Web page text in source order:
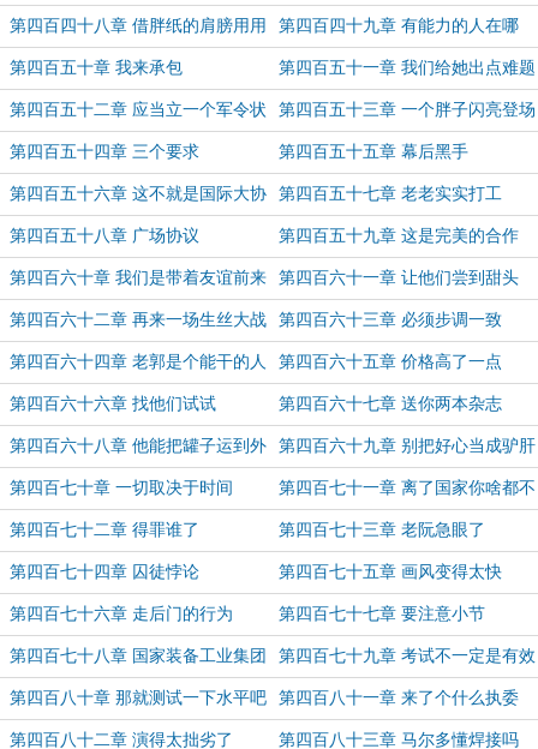
第四百四十八章 借胖纸的肩膀用用 第四百四十九章 有能力的人在哪
第四百五十章 我来承包 第四百五十一章 我们给她出点难题
第四百五十二章 应当立一个军令状 第四百五十三章 一个胖子闪亮登场
第四百五十四章 三个要求 第四百五十五章 幕后黑手
第四百五十六章 这不就是国际大协
作吗
第四百五十七章 老老实实打工
第四百五十八章 广场协议 第四百五十九章 这是完美的合作
第四百六十章 我们是带着友谊前来
的
第四百六十一章 让他们尝到甜头
第四百六十二章 再来一场生丝大战 第四百六十三章 必须步调一致
第四百六十四章 老郭是个能干的人 第四百六十五章 价格高了一点
第四百六十六章 找他们试试 第四百六十七章 送你两本杂志
第四百六十八章 他能把罐子运到外
国去？
第四百六十九章 别把好心当成驴肝
肺
第四百七十章 一切取决于时间 第四百七十一章 离了国家你啥都不
是
第四百七十二章 得罪谁了 第四百七十三章 老阮急眼了
第四百七十四章 囚徒悖论 第四百七十五章 画风变得太快
第四百七十六章 走后门的行为 第四百七十七章 要注意小节
第四百七十八章 国家装备工业集团
公司
第四百七十九章 考试不一定是有效
的
第四百八十章 那就测试一下水平吧 第四百八十一章 来了个什么执委
第四百八十二章 演得太拙劣了 第四百八十三章 马尔多懂焊接吗